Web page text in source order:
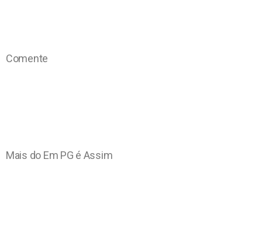
Comente
Mais do Em PG é Assim